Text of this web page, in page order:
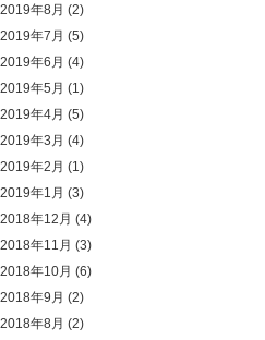
2019年8月 (2)
2019年7月 (5)
2019年6月 (4)
2019年5月 (1)
2019年4月 (5)
2019年3月 (4)
2019年2月 (1)
2019年1月 (3)
2018年12月 (4)
2018年11月 (3)
2018年10月 (6)
2018年9月 (2)
2018年8月 (2)